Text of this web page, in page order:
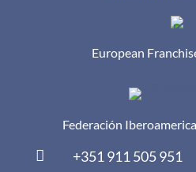
European
Federación
 +351 911 505 951